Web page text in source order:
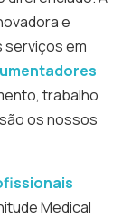
e
serviços em
trabalho
os nossos
Medical